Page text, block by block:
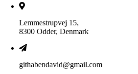
Lemmestrupvej 15,
8300 Odder, Denmark
githabendavid@gmail.com